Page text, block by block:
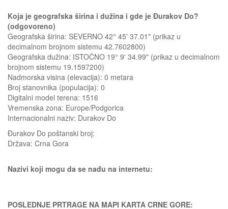
Koja je geografska širina i dužina i gde je Đurakov Do?
(odgovoreno)
Geografska širina: SEVERNO 42° 45' 37.01" (prikaz u
decimalnom brojnom sistemu 42.7602800)
Geografska dužina: ISTOČNO 19° 9' 34.99" (prikaz u decimalnom
brojnom sistemu 19.1597200)
Nadmorska visina (elevacija): 0 metara
Broj stanovnika (populacija): 0
Digitalni model terena: 1516
Vremenska zona: Europe/Podgorica
Internacionalni naziv: Durakov Do
Đurakov Do poštanski broj:
Država: Crna Gora
Nazivi koji mogu da se nađu na internetu:
POSLEDNJE PRTRAGE NA MAPI KARTA CRNE GORE: